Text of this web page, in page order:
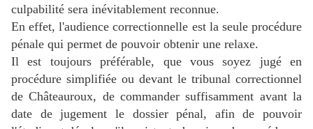
culpabilité sera inévitablement reconnue.
En effet, l'audience correctionnelle est la seule procédure
pénale qui permet de pouvoir obtenir une relaxe.
Il est toujours préférable, que vous soyez jugé en
procédure simplifiée ou devant le tribunal correctionnel
de Châteauroux, de commander suffisamment avant la
date de jugement le dossier pénal, afin de pouvoir